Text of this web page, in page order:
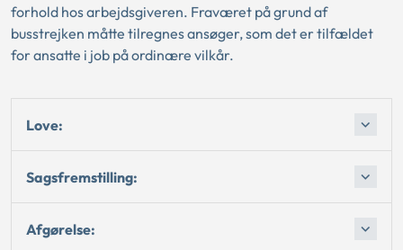
forhold hos arbejdsgiveren. Fraværet på grund af
busstrejken måtte tilregnes ansøger, som det er tilfældet
for ansatte i job på ordinære vilkår.
Love:
Sagsfremstilling:
Afgørelse: